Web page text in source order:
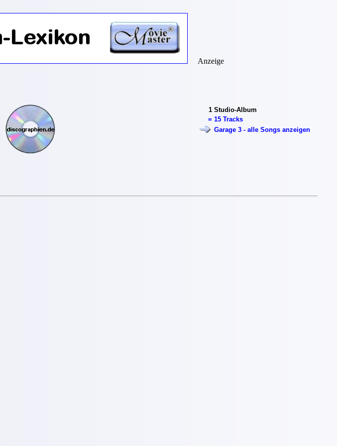
1 Studio-Album
= 15 Tracks
Garage 3 - alle Songs anzeigen
Anzeige